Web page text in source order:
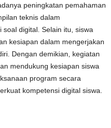
peningkatan pemahaman
teknis dalam
digital. Selain itu, siswa
kesiapan dalam mengerjakan
Dengan demikian, kegiatan
mendukung kesiapan siswa
program secara
kompetensi digital siswa.